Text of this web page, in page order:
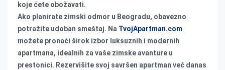
koje ćete obožavati.
Ako planirate zimski odmor u Beogradu, obavezno
potražite udoban smeštaj. Na TvojApartman.com
možete pronaći širok izbor luksuznih i modernih
apartmana, idealnih za vaše zimske avanture u
prestonici. Rezervišite svoj savršen apartman već danas